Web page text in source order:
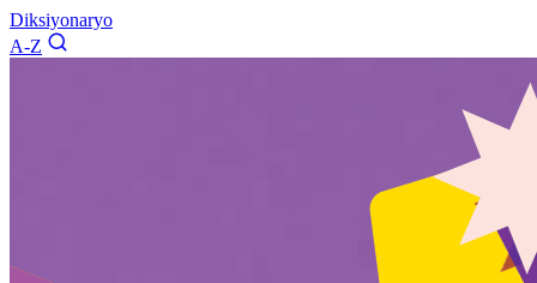
Diksiyonaryo
A-Z